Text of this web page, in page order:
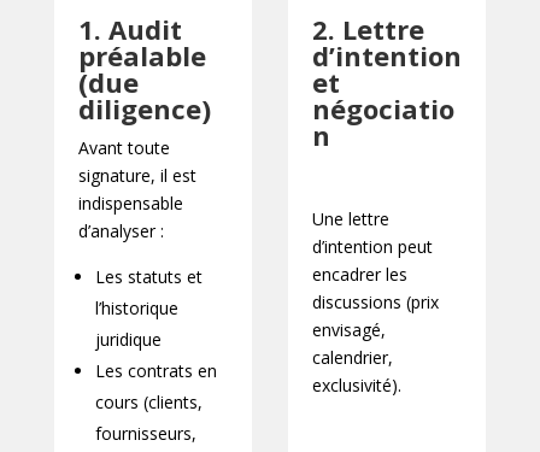
1. Audit
préalable
(due
diligence)
Avant toute
signature, il est
indispensable
d’analyser :
Les statuts et
l’historique
juridique
Les contrats en
cours (clients,
fournisseurs,
2. Lettre
d’intention
et
négociatio
n
Une lettre
d’intention peut
encadrer les
discussions (prix
envisagé,
calendrier,
exclusivité).